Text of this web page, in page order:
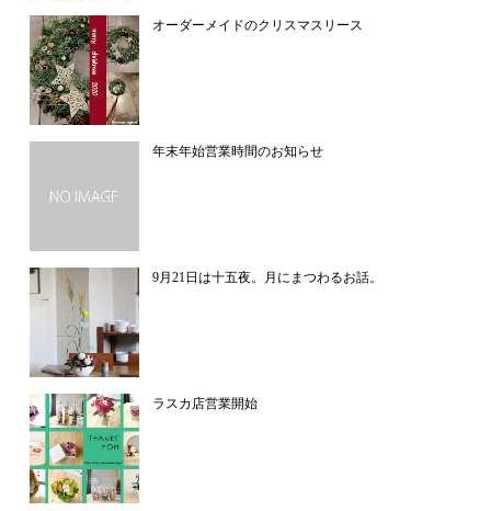
オーダーメイドのクリスマスリース
年末年始営業時間のお知らせ
9月21日は十五夜。月にまつわるお話。
ラスカ店営業開始